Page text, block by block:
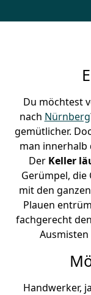
Du möchtest
nach Nürnberg
gemütlicher.
man innerhalb
Der Keller
Gerümpel, die
mit den
Plauen
fachgerecht
Handwerker,